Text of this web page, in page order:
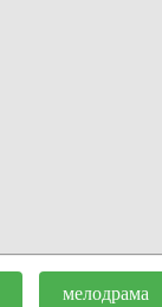
мелодрама